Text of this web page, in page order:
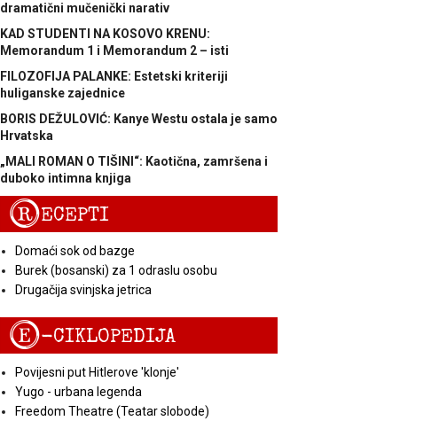
dramatični mučenički narativ
KAD STUDENTI NA KOSOVO KRENU:
Memorandum 1 i Memorandum 2 – isti
FILOZOFIJA PALANKE: Estetski kriteriji
huliganske zajednice
BORIS DEŽULOVIĆ: Kanye Westu ostala je samo
Hrvatska
„MALI ROMAN O TIŠINI“: Kaotična, zamršena i
duboko intimna knjiga
RECEPTI
Domaći sok od bazge
Burek (bosanski) za 1 odraslu osobu
Drugačija svinjska jetrica
E-CIKLOPEDIJA
Povijesni put Hitlerove 'klonje'
Yugo - urbana legenda
Freedom Theatre (Teatar slobode)